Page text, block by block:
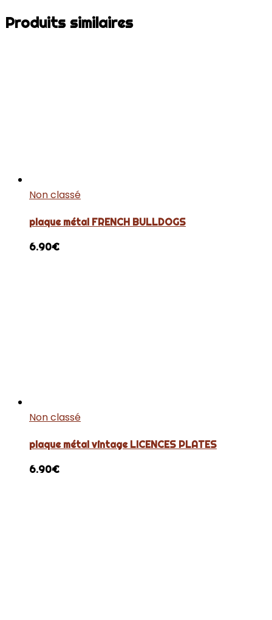
Produits similaires
Non classé
plaque métal FRENCH BULLDOGS
6.90€
Non classé
plaque métal vintage LICENCES PLATES
6.90€